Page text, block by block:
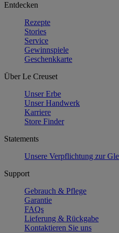
Entdecken
Rezepte
Stories
Service
Gewinnspiele
Geschenkkarte
Über Le Creuset
Unser Erbe
Unser Handwerk
Karriere
Store Finder
Statements
Unsere Verpflichtung zur
Support
Gebrauch & Pflege
Garantie
FAQs
Lieferung & Rückgabe
Kontaktieren Sie uns